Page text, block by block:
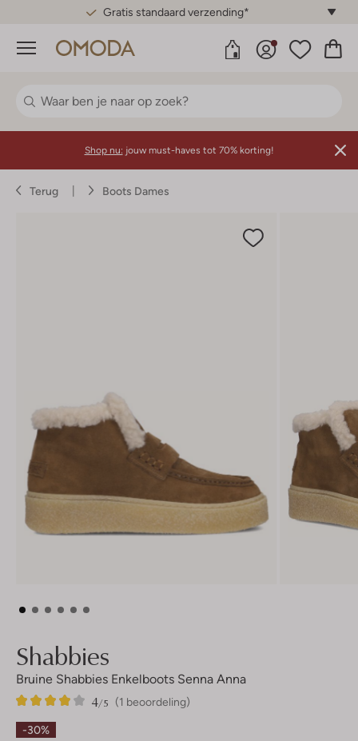
Gratis standaard verzending*
Menu
Shop nu: jouw must-haves tot 70% korting!
Terug Boots Dames
Shabbies
Bruine Shabbies Enkelboots Senna Anna
(1 beoordeling)
4/5
1
4
Sterren
-30%